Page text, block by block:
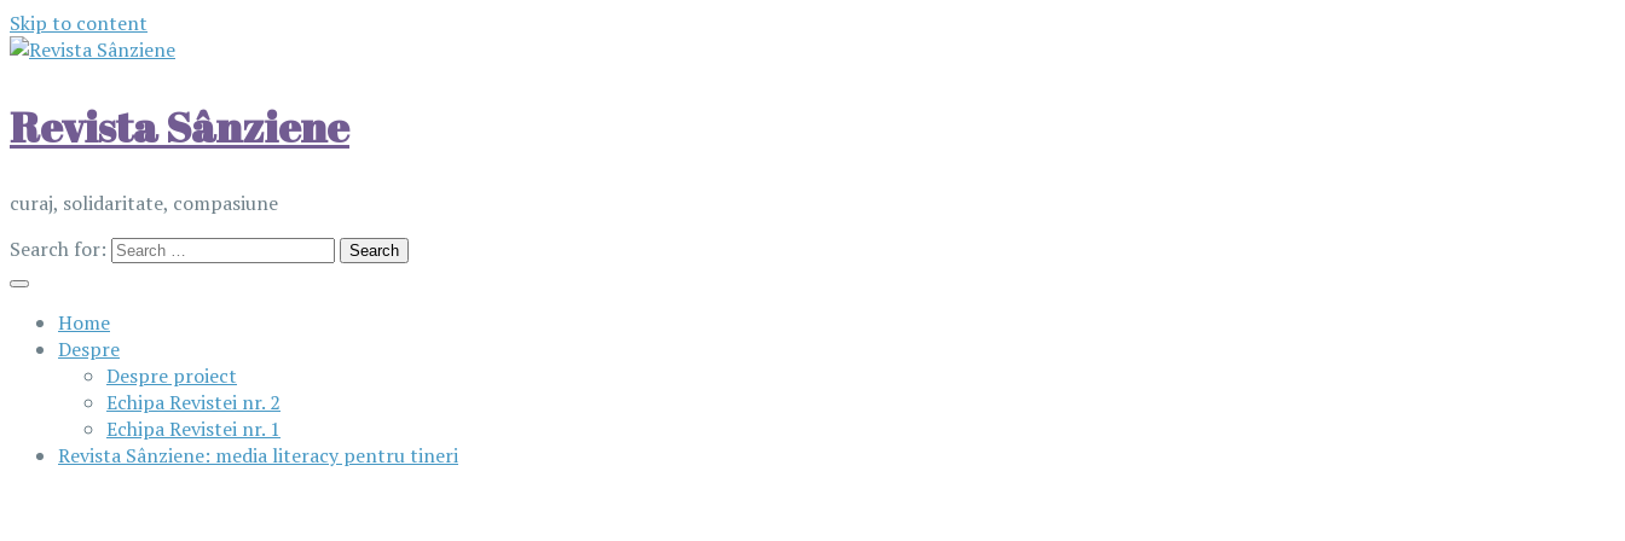
Skip to content
Revista Sânziene
curaj, solidaritate, compasiune
Search for:
Home
Despre
Despre proiect
Echipa Revistei nr. 2
Echipa Revistei nr. 1
Revista Sânziene: media literacy pentru tineri